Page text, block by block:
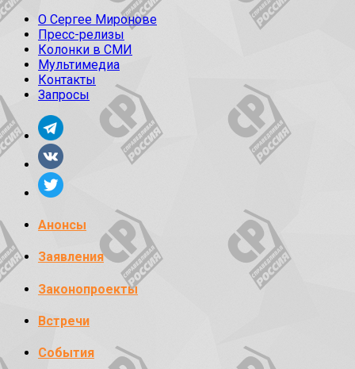
О Сергее Миронове
Пресс-релизы
Колонки в СМИ
Мультимедиа
Контакты
Запросы
Анонсы
Заявления
Законопроекты
Встречи
События